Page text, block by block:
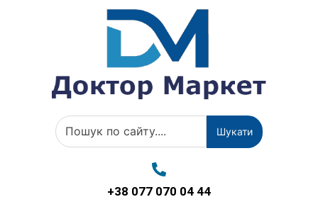
Шукати
+38 077 070 04 44